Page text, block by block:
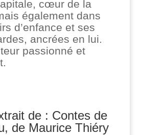
cœur de la
également dans
d’enfance et ses
ancrées en lui.
passionné et
de : Contes de
de Maurice Thiéry